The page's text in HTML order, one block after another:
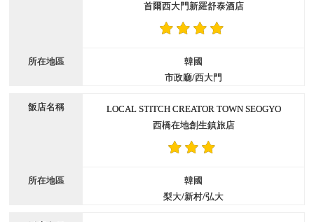
首爾西大門新羅舒泰酒店
韓國
市政廳/西大門
LOCAL STITCH CREATOR TOWN SEOGYO
西橋在地創生鎮旅店
韓國
梨大/新村/弘大